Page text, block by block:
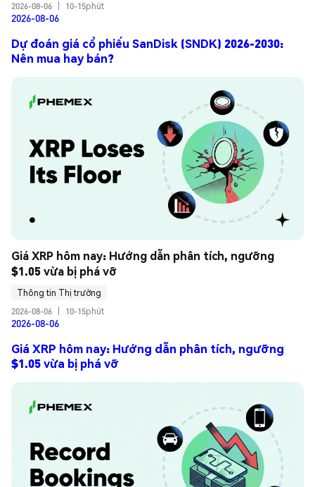
2026-08-06
10-15phút
2026-08-06
Dự đoán giá cổ phiếu SanDisk (SNDK) 2026-2030:
Nên mua hay bán?
Giá XRP hôm nay: Hướng dẫn phân tích, ngưỡng
$1.05 vừa bị phá vỡ
Thông tin Thị trường
2026-08-06
10-15phút
2026-08-06
Giá XRP hôm nay: Hướng dẫn phân tích, ngưỡng
$1.05 vừa bị phá vỡ